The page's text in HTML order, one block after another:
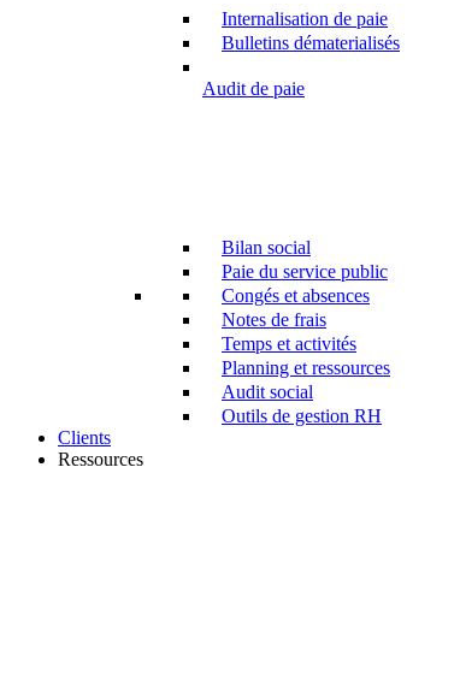
Internalisation de paie
Bulletins dématerialisés
Audit de paie
Bilan social
Paie du service public
Congés et absences
Notes de frais
Temps et activités
Planning et ressources
Audit social
Outils de gestion RH
Clients
Ressources